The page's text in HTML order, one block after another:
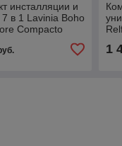
инсталляции и
7 в 1 Lavinia Boho
Compacto
1